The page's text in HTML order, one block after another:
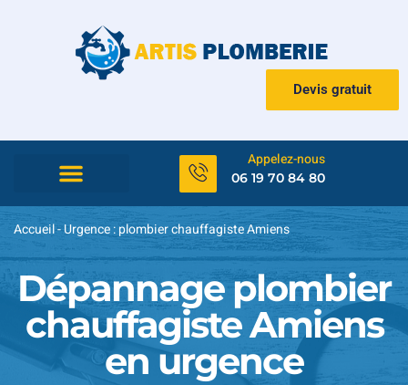
Devis gratuit
Appelez-nous
06 19 70 84 80
Accueil-Urgence : plombier chauffagiste Amiens
Dépannage plombier
chauffagiste Amiens
en urgence